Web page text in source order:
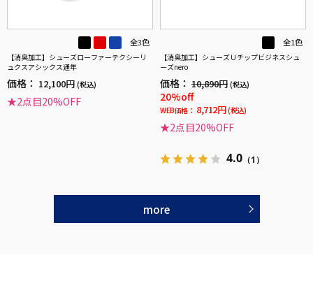
全3色
【消臭加工】シューズローファーテクシーリ
ュクスアシックス通年
価格： 12,100円 (税込)
★2点目20%OFF
全1色
【消臭加工】シューズＵチップビジネスシュ
ーズnero
価格： 10,890円 (税込)
20%off
WEB価格： 8,712円 (税込)
★2点目20%OFF
4.0 （1）
more